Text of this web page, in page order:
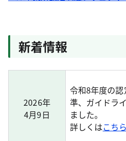
新着情報
2026年
4月9日
令和8年度の
準、ガイドラ
ました。
詳しくはこちら